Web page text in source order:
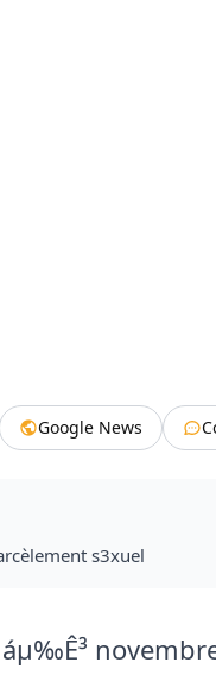
Google News
s3xuel